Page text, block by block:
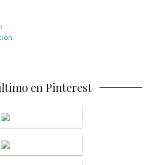
en Pinterest